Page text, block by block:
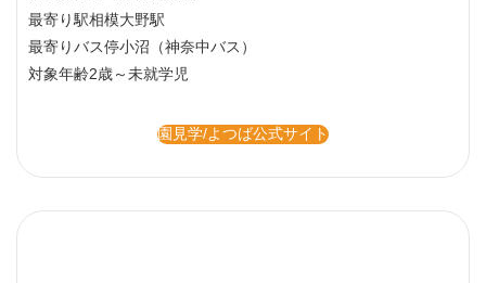
施設概要認可外保育施設
最寄り駅相模大野駅
2歳～未就学児